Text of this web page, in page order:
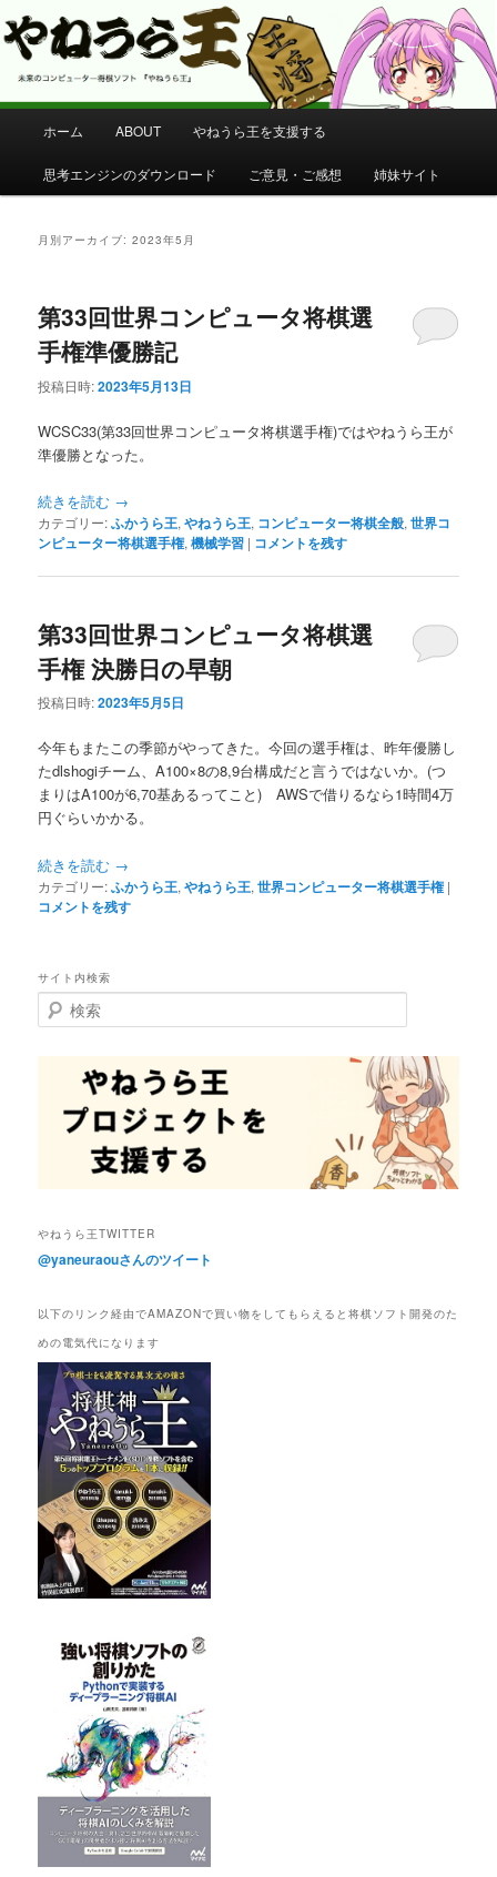
やねうら王 公式サイト
コンピューター将棋 やねうら王 公式サイト
メ
メ
イ
ン
テ
ツ
へ
サ
ブ
テ
ン
へ
移
ホーム ABOUT やねうら王を支援する
思考エンジンのダウンロード ご意見・ご感想 姉妹サイト
月別アーカイブ:2023年5月
第33回世界コンピュータ将棋選
手権準優勝記
投稿日時:2023年5月13日
WCSC33(第33回世界コンピュータ将棋選手権)ではやねうら王が
準優勝となった。
続きを読む →
カテゴリー:ふかうら王,やねうら王, コンピューター将棋全般,世界コ
ンピューター将棋選手権,機械学習 | コメントを残す
第33回世界コンピュータ将棋選
手権 決勝日の早朝
投稿日時:2023年5月5日
今年もまたこの季節がやってきた。今回の選手権は、昨年優勝し
たdlshogiチーム、A100×8の8,9台構成だと言うではないか。(つ
まりはA100が6,70基あるってこと) AWSで借りるなら1時間4万
円ぐらいかかる。
続きを読む →
カテゴリー:ふかうら王,やねうら王,世界コンピューター将棋選手権 |
コメントを残す
サイト内検索
検
索
やねうら王TWITTER
@yaneuraouさんのツイート
以下のリンク経由でAMAZONで買い物をしてもらえると将棋ソフト開発のた
めの電気代になります